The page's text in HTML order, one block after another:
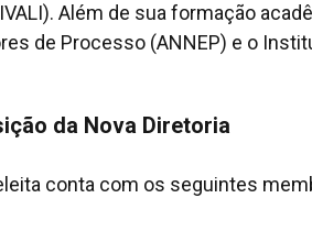
Além de sua formação
de Processo (ANNEP) e o
da Nova Diretoria
conta com os seguintes